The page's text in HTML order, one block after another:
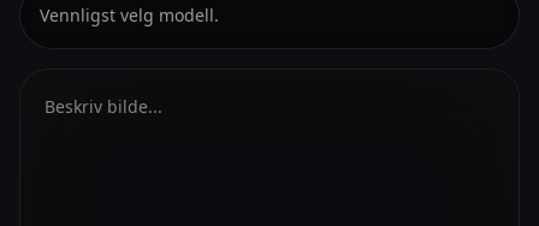
Vennligst velg modell.